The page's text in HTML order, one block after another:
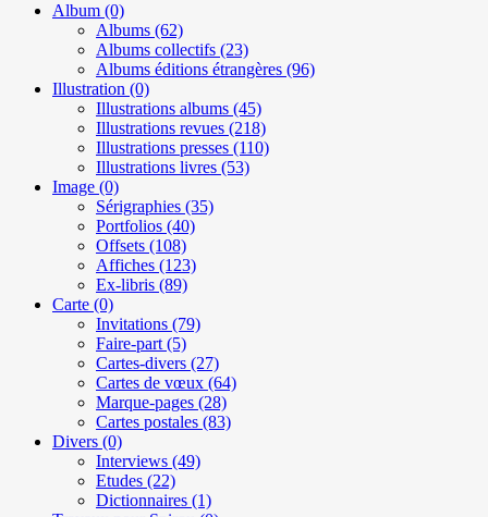
Album (0)
Albums (62)
Albums collectifs (23)
Albums éditions étrangères (96)
Illustration (0)
Illustrations albums (45)
Illustrations revues (218)
Illustrations presses (110)
Illustrations livres (53)
Image (0)
Sérigraphies (35)
Portfolios (40)
Offsets (108)
Affiches (123)
Ex-libris (89)
Carte (0)
Invitations (79)
Faire-part (5)
Cartes-divers (27)
Cartes de vœux (64)
Marque-pages (28)
Cartes postales (83)
Divers (0)
Interviews (49)
Etudes (22)
Dictionnaires (1)